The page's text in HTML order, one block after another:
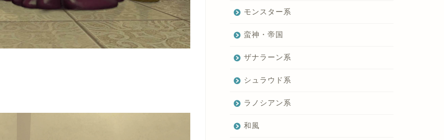
モンスター系
蛮神・帝国
ザナラーン系
シュラウド系
ラノシアン系
和風